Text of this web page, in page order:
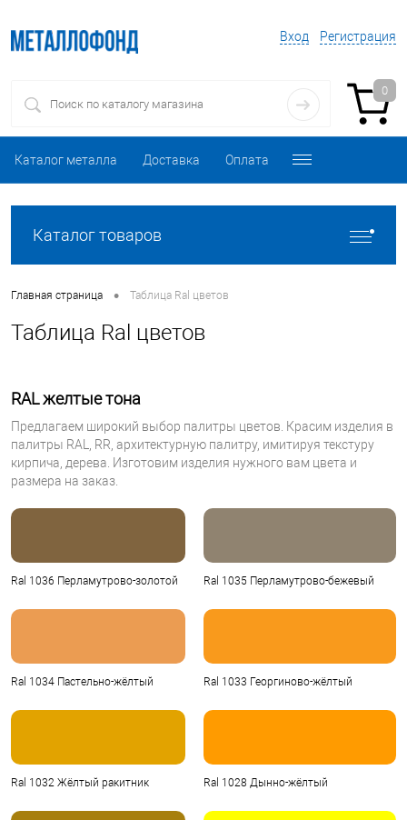
Вход Регистрация
0
Каталог металла Доставка Оплата
Каталог товаров
Главная страница • Таблица Ral цветов
Таблица Ral цветов
RAL желтые тона
Предлагаем широкий выбор палитры цветов. Красим изделия в
палитры RAL, RR, архитектурную палитру, имитируя текстуру
кирпича, дерева. Изготовим изделия нужного вам цвета и
размера на заказ.
Ral 1036 Перламутрово-золотой Ral 1035 Перламутрово-бежевый
Ral 1034 Пастельно-жёлтый Ral 1033 Георгиново-жёлтый
Ral 1032 Жёлтый ракитник Ral 1028 Дынно-жёлтый